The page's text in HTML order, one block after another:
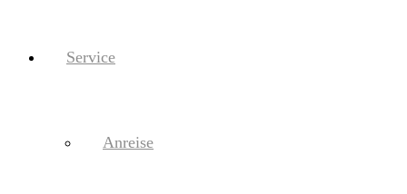
Service
Anreise